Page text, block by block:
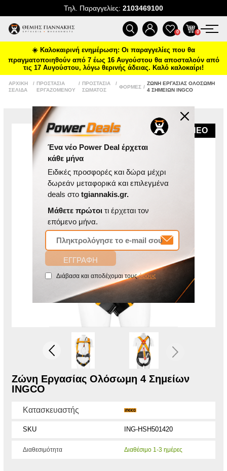
Τηλ. Παραγγελίες: 2103469100
ΠΡΟΪΌΝΤΑ
ΠΡΟΣΦΟΡΈΣ
ΝΈΕΣ ΑΦΊΞΕΙΣ
ΕΠΙΚΟΙΝΩΝΊΑ
ΝΈΑ & ΆΡΘΡΑ
0 0
☀️ Καλοκαιρινή ενημέρωση: Οι παραγγελίες που θα
πραγματοποιηθούν από 7 έως 16 Αυγούστου θα αποσταλούν από
τις 17 Αυγούστου, λόγω θερινής άδειας. Καλό καλοκαίρι!
ΑΡΧΙΚΉ
ΣΕΛΊΔΑ
/ ΠΡΟΣΤΑΣΊΑ
ΕΡΓΑΖΟΜΈΝΟΥ
/ ΠΡΟΣΤΑΣΊΑ
ΣΏΜΑΤΟΣ
/
ΦΌΡΜΕΣ /
ΖΏΝΗ ΕΡΓΑΣΊΑΣ ΟΛΌΣΩΜΗ
4 ΣΗΜΕΊΩΝ INGCO
NEO
Ζώνη Εργασίας Ολόσωμη 4 Σημείων
INGCO
Κατασκευαστής
SKU ING-HSH501420
Διαθεσιμότητα Διαθέσιμο 1-3 ημέρες
Ένα νέο Power Deal έρχεται
κάθε μήνα
Ειδικές προσφορές και δώρα μέχρι
δωρεάν μεταφορικά και επιλεγμένα
deals στο tgiannakis.gr.
Μάθετε πρώτοι τι έρχεται τον
επόμενο μήνα.
Διάβασα και αποδέχομαι τουςόρους